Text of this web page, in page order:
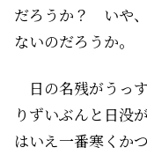
だろうか？ いや
ないのだろうか。
日の名残がうっ
りずいぶんと日没
はいえ一番寒くか